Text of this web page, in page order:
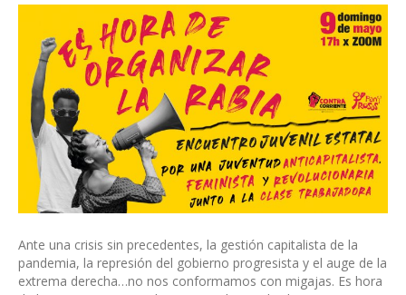
Ante una crisis sin precedentes, la gestión capitalista de la
pandemia, la represión del gobierno progresista y el auge de la
extrema derecha…no nos conformamos con migajas. Es hora